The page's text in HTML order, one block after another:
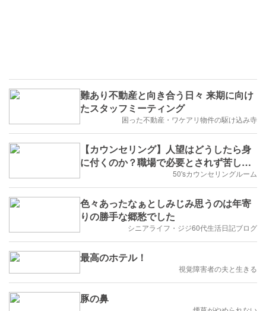
難あり不動産と向き合う日々 来期に向け
たスタッフミーティング
困った不動産・ワケアリ物件の駆け込み寺
【カウンセリング】人望はどうしたら身
に付くのか？職場で必要とされず苦しむ
50'sカウンセリングルーム
色々あったなぁとしみじみ思うのは年寄
りの勝手な郷愁でした
シニアライフ・ジジ60代生活日記ブログ
最高のホテル！
視覚障害者の夫と生きる
豚の鼻